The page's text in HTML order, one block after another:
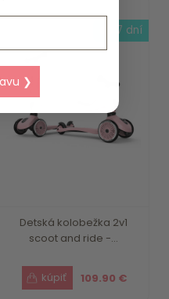
Detská kolobežka 2v1
scoot and ride -...
109.90 €
do 7 dní
❯